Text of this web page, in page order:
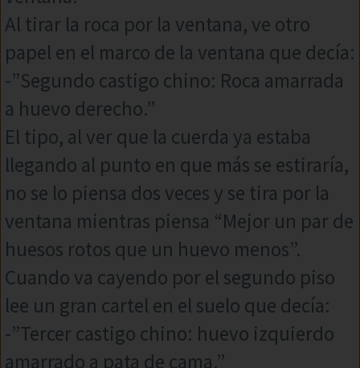
Al tirar la roca por la ventana, ve otro
papel en el marco de la ventana que decía:
-”Segundo castigo chino: Roca amarrada
a huevo derecho.”
El tipo, al ver que la cuerda ya estaba
llegando al punto en que más se estiraría,
no se lo piensa dos veces y se tira por la
ventana mientras piensa “Mejor un par de
huesos rotos que un huevo menos”.
Cuando va cayendo por el segundo piso
lee un gran cartel en el suelo que decía:
-”Tercer castigo chino: huevo izquierdo
amarrado a pata de cama.”